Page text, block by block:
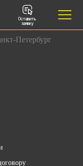
Оставить
заявку
Петербург